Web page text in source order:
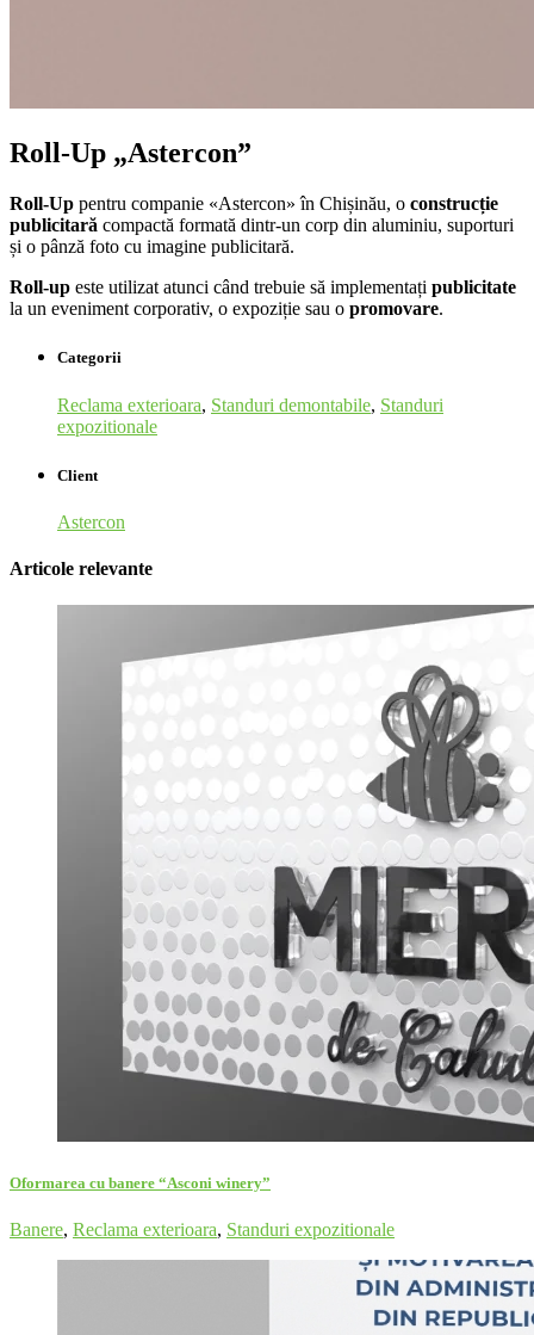
Roll-Up „Astercon”
Roll-Up pentru companie «Astercon»în Chișinău, o construcție
publicitară compactă formată dintr-un corp din aluminiu, suporturi
și o pânză foto cu imagine publicitară.
Roll-up este utilizat atunci când trebuie să implementați publicitate
la un eveniment corporativ, o expoziție sau o promovare.
Categorii
Reclama exterioara, Standuri demontabile, Standuri
expozitionale
Client
Astercon
Articole relevante
Oformarea cu banere “Asconi winery”
Banere, Reclama exterioara, Standuri expozitionale